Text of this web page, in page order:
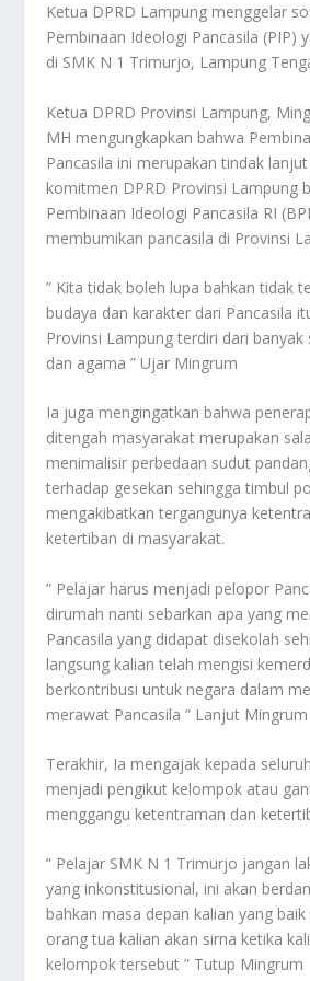
Ketua DPRD Lampung menggelar
Pembinaan Ideologi Pancasila (PIP)
di SMK N 1 Trimurjo, Lampung
Ketua DPRD Provinsi Lampung,
MH mengungkapkan bahwa
Pancasila ini merupakan tindak
komitmen DPRD Provinsi Lampung
Pembinaan Ideologi Pancasila RI
membumikan pancasila di Provinsi
” Kita tidak boleh lupa bahkan tidak
budaya dan karakter dari Pancasila
Provinsi Lampung terdiri dari banyak
dan agama ” Ujar Mingrum
Ia juga mengingatkan bahwa
ditengah masyarakat merupakan
menimalisir perbedaan sudut
terhadap gesekan sehingga timbul
mengakibatkan tergangunya
ketertiban di masyarakat.
” Pelajar harus menjadi pelopor
dirumah nanti sebarkan apa yang
Pancasila yang didapat disekolah
langsung kalian telah mengisi
berkontribusi untuk negara dalam
merawat Pancasila ” Lanjut Mingrum
Terakhir, Ia mengajak kepada
menjadi pengikut kelompok atau
menggangu ketentraman dan
” Pelajar SMK N 1 Trimurjo jangan
yang inkonstitusional, ini akan
bahkan masa depan kalian yang
orang tua kalian akan sirna ketika
kelompok tersebut ” Tutup Mingrum